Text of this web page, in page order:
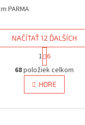
PARMA
O
v
l
á
NAČÍTAŤ 12 ĎALŠÍCH
S
t
r
á
n
k
v
1 6
68položiek celkom
HORE